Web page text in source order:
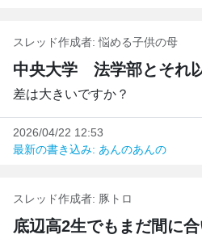
スレッド作成者:悩める子供の母
中央大学 法学部とそれ
差は大きいですか？
2026/04/22 12:53
最新の書き込み: あんのあんの
スレッド作成者: 豚トロ
底辺高2生でもまだ間に